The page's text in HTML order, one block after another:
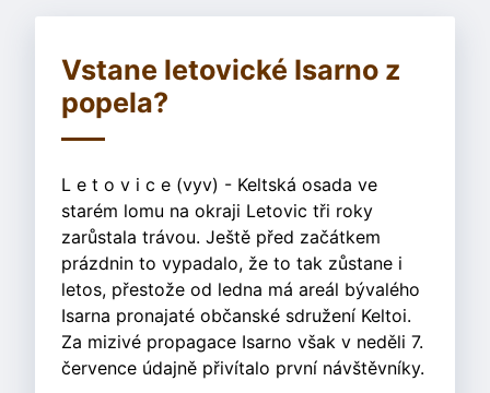
Vstane letovické Isarno z
popela?
L e t o v i c e (vyv) - Keltská osada ve
starém lomu na okraji Letovic tři roky
zarůstala trávou. Ještě před začátkem
prázdnin to vypadalo, že to tak zůstane i
letos, přestože od ledna má areál bývalého
Isarna pronajaté občanské sdružení Keltoi.
Za mizivé propagace Isarno však v neděli 7.
července údajně přivítalo první návštěvníky.